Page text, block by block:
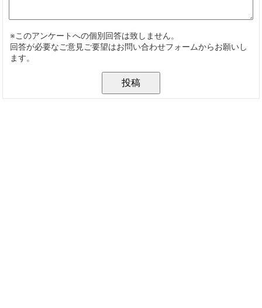
※このアンケートへの個別回答は致しません。
回答が必要なご意見ご要望はお問い合わせフォームからお願いし
ます。